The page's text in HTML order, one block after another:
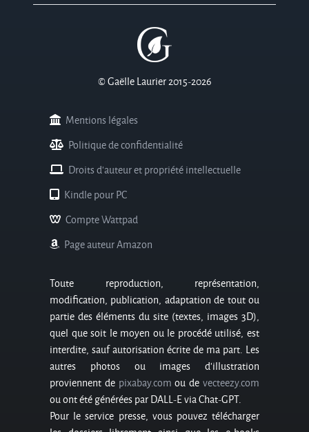
© Gaëlle Laurier 2015-2026
Mentions légales
Politique de confidentialité
Droits d'auteur et propriété intellectuelle
Kindle pour PC
Compte Wattpad
Page auteur Amazon
Toute reproduction, représentation,
modification, publication, adaptation de tout ou
partie des éléments du site (textes, images 3D),
quel que soit le moyen ou le procédé utilisé, est
interdite, sauf autorisation écrite de ma part. Les
autres photos ou images d’illustration
proviennent de pixabay.com ou devecteezy.com
ou ont été générées par DALL-E via Chat-GPT.
Pour le service presse, vous pouvez télécharger